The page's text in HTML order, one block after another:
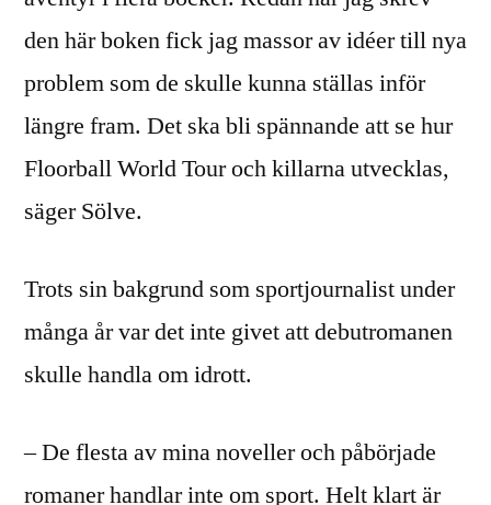
den här boken fick jag massor av idéer till nya
problem som de skulle kunna ställas inför
längre fram. Det ska bli spännande att se hur
Floorball World Tour och killarna utvecklas,
säger Sölve.
Trots sin bakgrund som sportjournalist under
många år var det inte givet att debutromanen
skulle handla om idrott.
– De flesta av mina noveller och påbörjade
romaner handlar inte om sport. Helt klart är